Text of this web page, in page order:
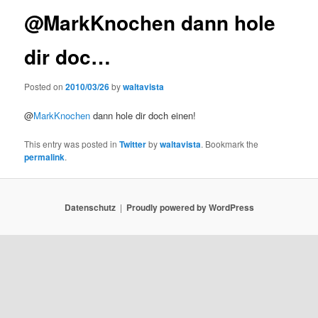
@MarkKnochen dann hole
dir doc…
Posted on2010/03/26bywaltavista
@MarkKnochen dann hole dir doch einen!
This entry was posted inTwitterbywaltavista. Bookmark the
permalink.
Datenschutz Proudly powered by WordPress